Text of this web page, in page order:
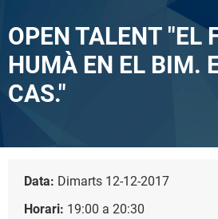
OPEN TALENT "EL
HUMÀ EN EL BIM.
CAS."
Data: Dimarts 12-12-2017
Horari: 19:00 a 20:30